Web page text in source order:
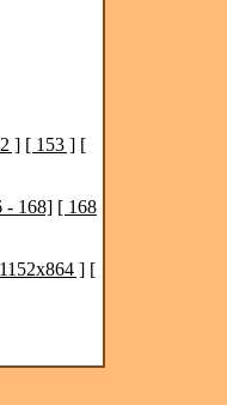
] [ 153 ] [
- 168] [ 168
] [